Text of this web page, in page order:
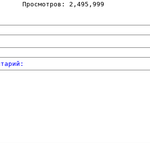
Просмотров: 2,495,999